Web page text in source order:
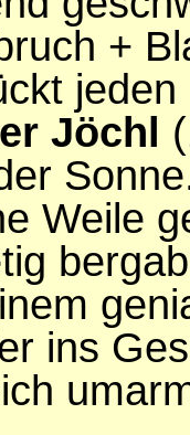
+
Jöchl
Weile
ins